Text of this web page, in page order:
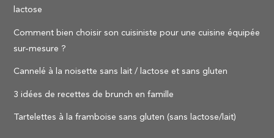
lactose
Comment bien choisir son cuisiniste pour une cuisine équipée
sur-mesure ?
Cannelé à la noisette sans lait / lactose et sans gluten
3 idées de recettes de brunch en famille
Tartelettes à la framboise sans gluten (sans lactose/lait)